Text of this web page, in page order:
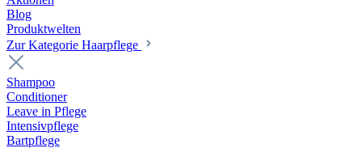
Blog
Produktwelten
Zur Kategorie Haarpflege
Shampoo
Conditioner
Leave in Pflege
Intensivpflege
Bartpflege